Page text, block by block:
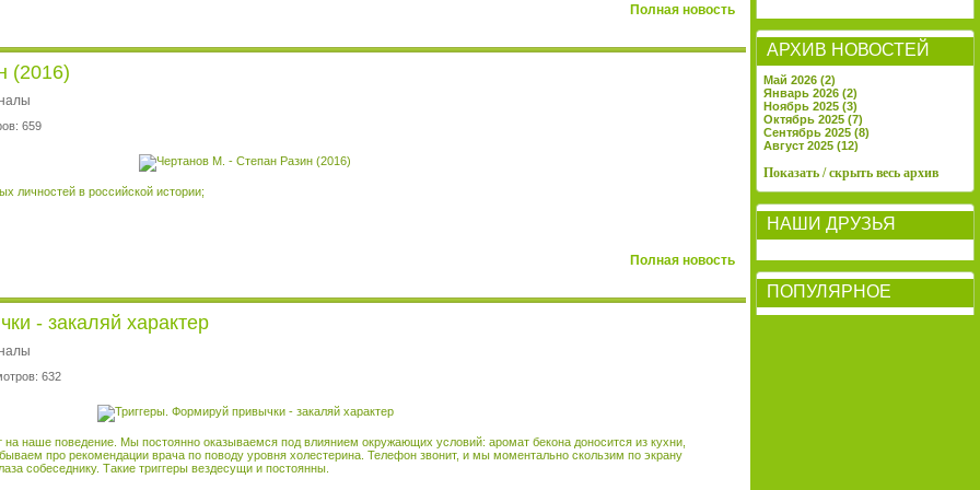
Полная новость
(2016)
659
личностей в российской истории;
Полная новость
- закаляй характер
632
на наше поведение. Мы постоянно оказываемся под влиянием окружающих условий: аромат бекона доносится из кухни,
про рекомендации врача по поводу уровня холестерина. Телефон звонит, и мы моментально скользим по экрану
собеседнику. Такие триггеры вездесущи и постоянны.
АРХИВ НОВОСТЕЙ
Май 2026 (2)
Январь 2026 (2)
Ноябрь 2025 (3)
Октябрь 2025 (7)
Сентябрь 2025 (8)
Август 2025 (12)
Показать / скрыть весь архив
НАШИ ДРУЗЬЯ
ПОПУЛЯРНОЕ